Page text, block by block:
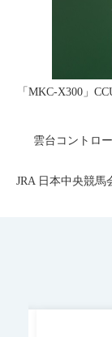
「 MKC-X300」
雲台コントロ
JRA 日本中央競馬